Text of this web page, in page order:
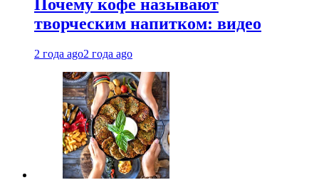
Почему кофе называют
творческим напитком: видео
2 года ago2 года ago